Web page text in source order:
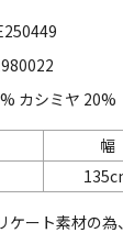
カシミヤ 20%
幅
ケート素材の